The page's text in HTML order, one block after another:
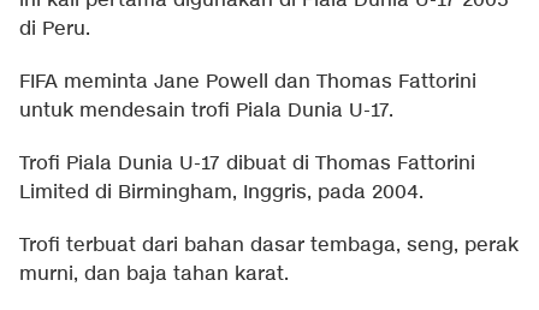
di Peru.
FIFA meminta Jane Powell dan Thomas Fattorini
untuk mendesain trofi Piala Dunia U-17.
Trofi Piala Dunia U-17 dibuat di Thomas Fattorini
Limited di Birmingham, Inggris, pada 2004.
Trofi terbuat dari bahan dasar tembaga, seng, perak
murni, dan baja tahan karat.